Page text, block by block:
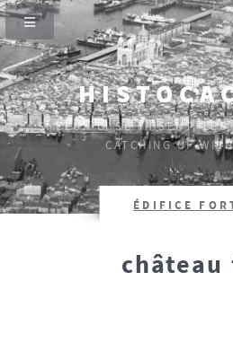
SI CEUX-CI SE TAISENT, LES
CATCHING UP
ÉDIFICE